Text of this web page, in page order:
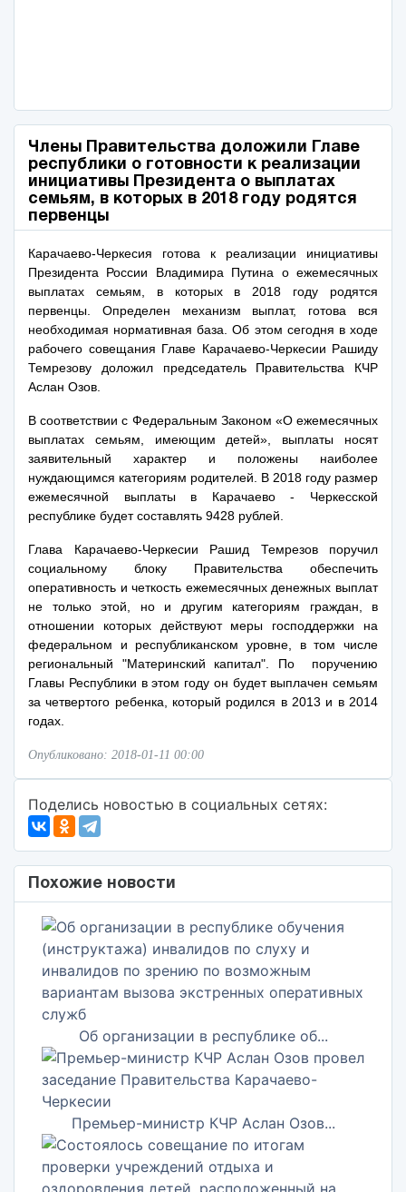
Члены Правительства доложили Главе
республики о готовности к реализации
инициативы Президента о выплатах
семьям, в которых в 2018 году родятся
первенцы
Карачаево-Черкесия готова к реализации инициативы
Президента России Владимира Путина о ежемесячных
выплатах семьям, в которых в 2018 году родятся
первенцы. Определен механизм выплат, готова вся
необходимая нормативная база. Об этом сегодня в ходе
рабочего совещания Главе Карачаево-Черкесии Рашиду
Темрезову доложил председатель Правительства КЧР
Аслан Озов.
В соответствии с Федеральным Законом «О ежемесячных
выплатах семьям, имеющим детей», выплаты носят
заявительный характер и положены наиболее
нуждающимся категориям родителей. В 2018 году размер
ежемесячной выплаты в Карачаево - Черкесской
республике будет составлять 9428 рублей.
Глава Карачаево-Черкесии Рашид Темрезов поручил
социальному блоку Правительства обеспечить
оперативность и четкость ежемесячных денежных выплат
не только этой, но и другим категориям граждан, в
отношении которых действуют меры господдержки на
федеральном и республиканском уровне, в том числе
региональный "Материнский капитал". По поручению
Главы Республики в этом году он будет выплачен семьям
за четвертого ребенка, который родился в 2013 и в 2014
годах.
Опубликовано: 2018-01-11 00:00
Поделись новостью в социальных сетях:
Похожие новости
Об организации в республике об...
Премьер-министр КЧР Аслан Озов...